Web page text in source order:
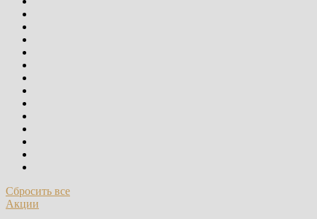
Сбросить все
Акции